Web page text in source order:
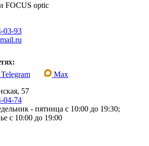
FOCUS optic
03-93
Telegram
Max
57
04-74
- пятница с 10:00 до 19:30;
с 10:00 до 19:00